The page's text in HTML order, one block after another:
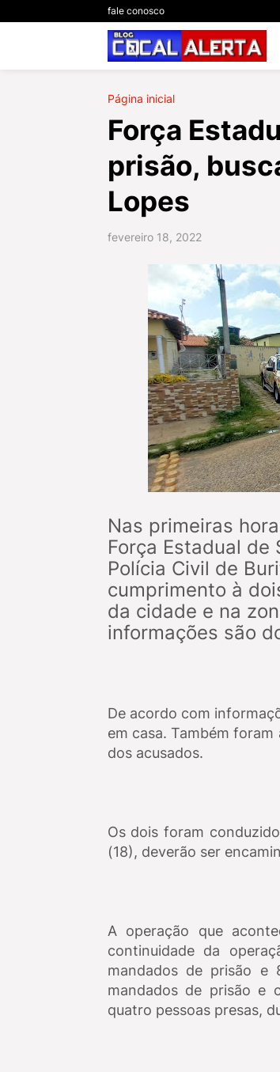
fale conosco
Página inicial
Força
prisão,
Lopes
fevereiro 18, 2022
Nas primeiras
Força Estadual de
Polícia Civil de
cumprimento à
da cidade e na
informações são
De acordo com
em casa. Também
dos acusados.
Os dois foram
(18), deverão ser
A operação que
continuidade da
mandados de prisão e
mandados de prisão e
quatro pessoas presas,